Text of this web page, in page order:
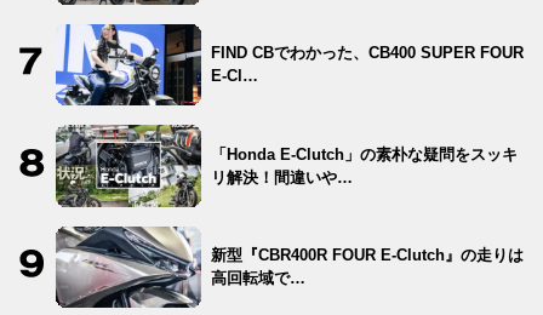
FIND CBでわかった、CB400 SUPER FOUR
E-Cl…
「Honda E-Clutch」の素朴な疑問をスッキ
リ解決！間違いや…
新型『CBR400R FOUR E-Clutch』の走りは
高回転域で…